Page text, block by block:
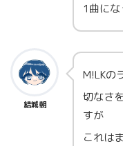
1曲に
結城朝
M!LKの
切なさ
すが
これは